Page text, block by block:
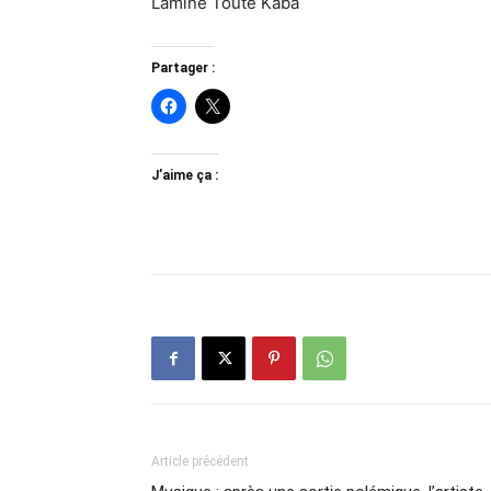
Partager :
J’aime ça :
Article précédent